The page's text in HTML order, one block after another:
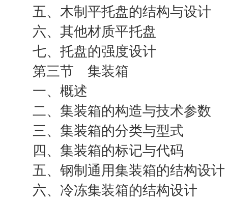
五、木制平托盘的结构与设计
六、其他材质平托盘
七、托盘的强度设计
第三节 集装箱
一、概述
二、集装箱的构造与技术参数
三、集装箱的分类与型式
四、集装箱的标记与代码
五、钢制通用集装箱的结构设计
六、冷冻集装箱的结构设计